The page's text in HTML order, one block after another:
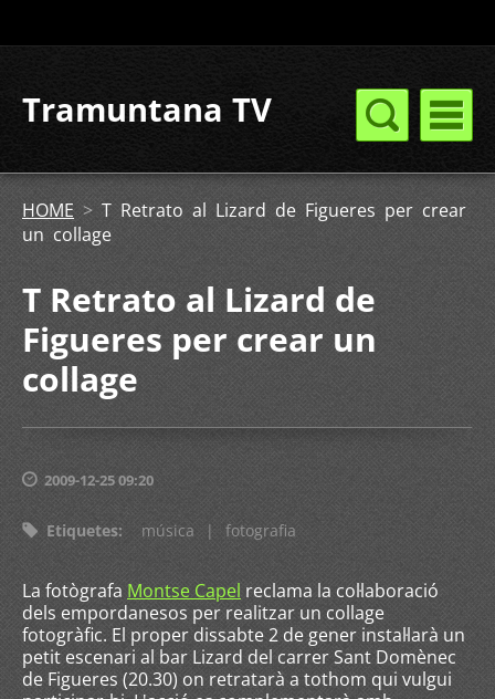
Tramuntana TV
HOME > T Retrato al Lizard de Figueres per crear
un collage
T Retrato al Lizard de
Figueres per crear un
collage
2009-12-25 09:20
Etiquetes: música | fotografia
La fotògrafa Montse Capel reclama la col·laboració
dels empordanesos per realitzar un collage
fotogràfic. El proper dissabte 2 de gener instal·larà un
petit escenari al bar Lizard del carrer Sant Domènec
de Figueres (20.30) on retratarà a tothom qui vulgui